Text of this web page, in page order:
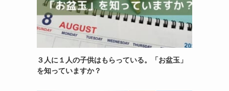
３人に１人の子供はもらっている。「お盆玉」
を知っていますか？